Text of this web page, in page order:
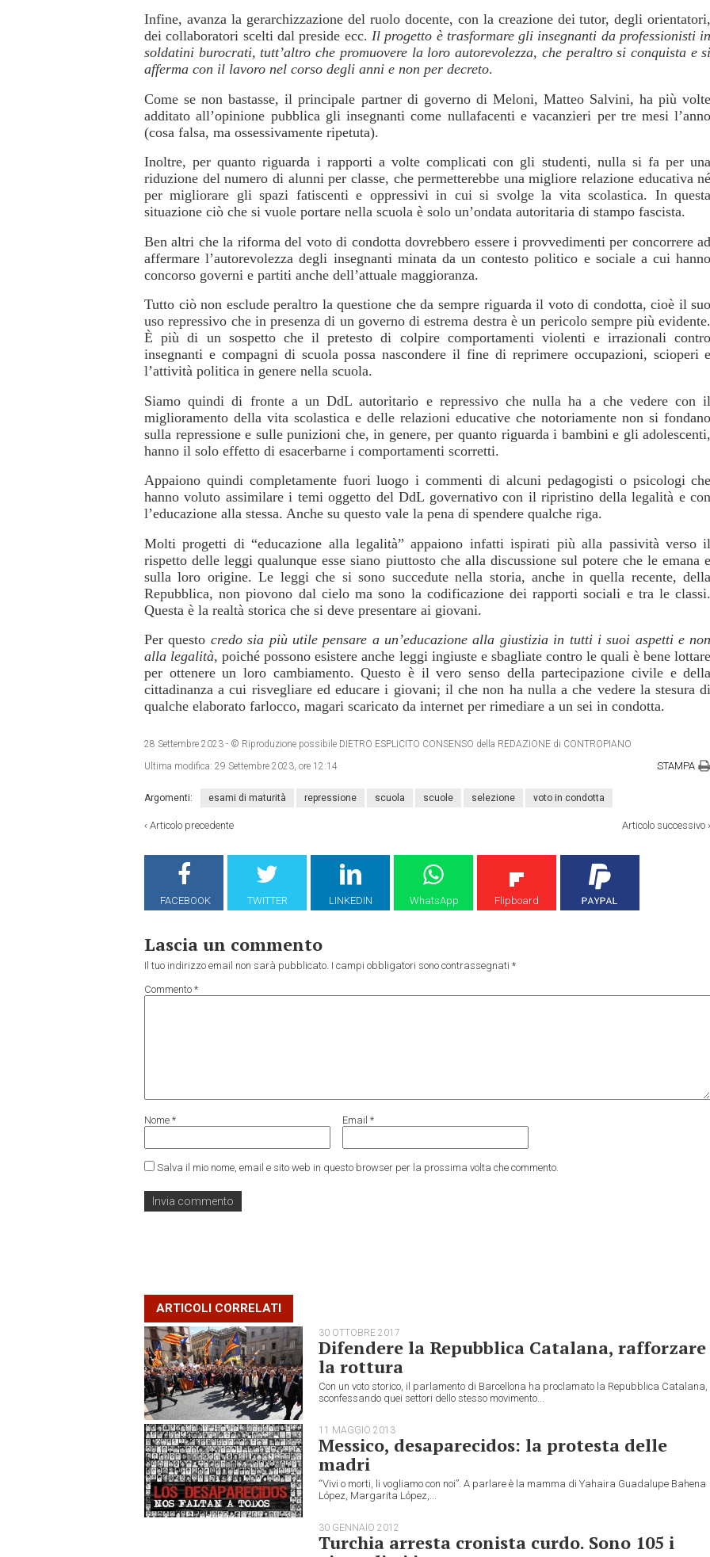
Infine, avanza la gerarchizzazione del ruolo docente, con la creazione dei tutor, degli orientatori,
dei collaboratori scelti dal preside ecc. Il progetto è trasformare gli insegnanti da professionisti in
soldatini burocrati, tutt’altro che promuovere la loro autorevolezza, che peraltro si conquista e si
afferma con il lavoro nel corso degli anni e non per decreto.
Come se non bastasse, il principale partner di governo di Meloni, Matteo Salvini, ha più volte
additato all’opinione pubblica gli insegnanti come nullafacenti e vacanzieri per tre mesi l’anno
(cosa falsa, ma ossessivamente ripetuta).
Inoltre, per quanto riguarda i rapporti a volte complicati con gli studenti, nulla si fa per una
riduzione del numero di alunni per classe, che permetterebbe una migliore relazione educativa né
per migliorare gli spazi fatiscenti e oppressivi in cui si svolge la vita scolastica. In questa
situazione ciò che si vuole portare nella scuola è solo un’ondata autoritaria di stampo fascista.
Ben altri che la riforma del voto di condotta dovrebbero essere i provvedimenti per concorrere ad
affermare l’autorevolezza degli insegnanti minata da un contesto politico e sociale a cui hanno
concorso governi e partiti anche dell’attuale maggioranza.
Tutto ciò non esclude peraltro la questione che da sempre riguarda il voto di condotta, cioè il suo
uso repressivo che in presenza di un governo di estrema destra è un pericolo sempre più evidente.
È più di un sospetto che il pretesto di colpire comportamenti violenti e irrazionali contro
insegnanti e compagni di scuola possa nascondere il fine di reprimere occupazioni, scioperi e
l’attività politica in genere nella scuola.
Siamo quindi di fronte a un DdL autoritario e repressivo che nulla ha a che vedere con il
miglioramento della vita scolastica e delle relazioni educative che notoriamente non si fondano
sulla repressione e sulle punizioni che, in genere, per quanto riguarda i bambini e gli adolescenti,
hanno il solo effetto di esacerbarne i comportamenti scorretti.
Appaiono quindi completamente fuori luogo i commenti di alcuni pedagogisti o psicologi che
hanno voluto assimilare i temi oggetto del DdL governativo con il ripristino della legalità e con
l’educazione alla stessa. Anche su questo vale la pena di spendere qualche riga.
Molti progetti di “educazione alla legalità” appaiono infatti ispirati più alla passività verso il
rispetto delle leggi qualunque esse siano piuttosto che alla discussione sul potere che le emana e
sulla loro origine. Le leggi che si sono succedute nella storia, anche in quella recente, della
Repubblica, non piovono dal cielo ma sono la codificazione dei rapporti sociali e tra le classi.
Questa è la realtà storica che si deve presentare ai giovani.
Per questo credo sia più utile pensare a un’educazione alla giustizia in tutti i suoi aspetti e non
alla legalità, poiché possono esistere anche leggi ingiuste e sbagliate contro le quali è bene lottare
per ottenere un loro cambiamento. Questo è il vero senso della partecipazione civile e della
cittadinanza a cui risvegliare ed educare i giovani; il che non ha nulla a che vedere la stesura di
qualche elaborato farlocco, magari scaricato da internet per rimediare a un sei in condotta.
28 Settembre 2023 - © Riproduzione possibile DIETRO ESPLICITO CONSENSO della REDAZIONE di CONTROPIANO
Ultima modifica: 29 Settembre 2023, ore 12:14 STAMPA
Argomenti: esami di maturità repressione scuola scuole selezione voto in condotta
‹ Articolo precedente Articolo successivo ›
FACEBOOK TWITTER LINKEDIN WhatsApp Flipboard
Lascia un commento
Il tuo indirizzo email non sarà pubblicato. I campi obbligatori sono contrassegnati *
Commento *
Nome * Email *
Salva il mio nome, email e sito web in questo browser per la prossima volta che commento.
ARTICOLI CORRELATI
30 OTTOBRE 2017
Difendere la Repubblica Catalana, rafforzare
la rottura
Con un voto storico, il parlamento di Barcellona ha proclamato la Repubblica Catalana,
sconfessando quei settori dello stesso movimento...
11 MAGGIO 2013
Messico, desaparecidos: la protesta delle
madri
“Vivi o morti, li vogliamo con noi”. A parlare è la mamma di Yahaira Guadalupe Bahena
López, Margarita López,...
30 GENNAIO 2012
Turchia arresta cronista curdo. Sono 105 i